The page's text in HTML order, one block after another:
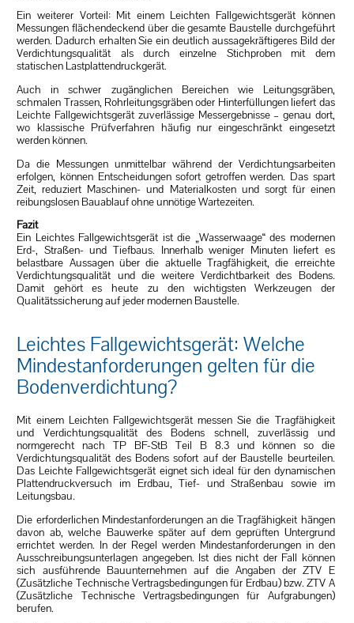
Ein weiterer Vorteil: Mit einem Leichten Fallgewichtsgerät können
Messungen flächendeckend über die gesamte Baustelle durchgeführt
werden. Dadurch erhalten Sie ein deutlich aussagekräftigeres Bild der
Verdichtungsqualität als durch einzelne Stichproben mit dem
statischen Lastplattendruckgerät.
Auch in schwer zugänglichen Bereichen wie Leitungsgräben,
schmalen Trassen, Rohrleitungsgräben oder Hinterfüllungen liefert das
Leichte Fallgewichtsgerät zuverlässige Messergebnisse – genau dort,
wo klassische Prüfverfahren häufig nur eingeschränkt eingesetzt
werden können.
Da die Messungen unmittelbar während der Verdichtungsarbeiten
erfolgen, können Entscheidungen sofort getroffen werden. Das spart
Zeit, reduziert Maschinen- und Materialkosten und sorgt für einen
reibungslosen Bauablauf ohne unnötige Wartezeiten.
Fazit
Ein Leichtes Fallgewichtsgerät ist die „Wasserwaage“ des modernen
Erd-, Straßen- und Tiefbaus. Innerhalb weniger Minuten liefert es
belastbare Aussagen über die aktuelle Tragfähigkeit, die erreichte
Verdichtungsqualität und die weitere Verdichtbarkeit des Bodens.
Damit gehört es heute zu den wichtigsten Werkzeugen der
Qualitätssicherung auf jeder modernen Baustelle.
Leichtes Fallgewichtsgerät: Welche
Mindestanforderungen gelten für die
Bodenverdichtung?
Mit einem Leichten Fallgewichtsgerät messen Sie die Tragfähigkeit
und Verdichtungsqualität des Bodens schnell, zuverlässig und
normgerecht nach TP BF-StB Teil B 8.3 und können so die
Verdichtungsqualität des Bodens sofort auf der Baustelle beurteilen.
Das Leichte Fallgewichtsgerät eignet sich ideal für den dynamischen
Plattendruckversuch im Erdbau, Tief- und Straßenbau sowie im
Leitungsbau.
Die erforderlichen Mindestanforderungen an die Tragfähigkeit hängen
davon ab, welche Bauwerke später auf dem geprüften Untergrund
errichtet werden. In der Regel werden Mindestanforderungen in den
Ausschreibungsunterlagen angegeben. Ist dies nicht der Fall können
sich ausführende Bauunternehmen auf die Angaben der ZTV E
(Zusätzliche Technische Vertragsbedingungen für Erdbau) bzw. ZTV A
(Zusätzliche Technische Vertragsbedingungen für Aufgrabungen)
berufen.